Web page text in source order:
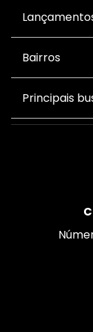
Bairros
Principais